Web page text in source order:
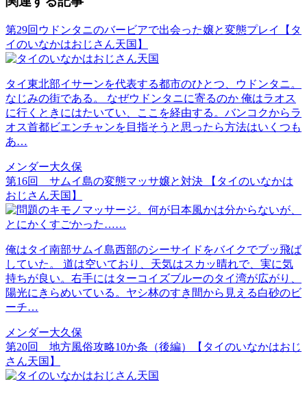
第29回ウドンタニのバービアで出会った嬢と変態プレイ【タ
イのいなかはおじさん天国】
タイ東北部イサーンを代表する都市のひとつ、ウドンタニ。
なじみの街である。 なぜウドンタニに寄るのか 俺はラオス
に行くときにはたいてい、ここを経由する。バンコクからラ
オス首都ビエンチャンを目指そうと思ったら方法はいくつも
あ…
メンダー大久保
第16回 サムイ島の変態マッサ嬢と対決 【タイのいなかは
おじさん天国】
俺はタイ南部サムイ島西部のシーサイドをバイクでブッ飛ば
していた。 道は空いており、天気はスカッ晴れで、実に気
持ちが良い。右手にはターコイズブルーのタイ湾が広がり、
陽光にきらめいている。ヤシ林のすき間から見える白砂のビ
ーチ…
メンダー大久保
第20回 地方風俗攻略10か条（後編）【タイのいなかはおじ
さん天国】